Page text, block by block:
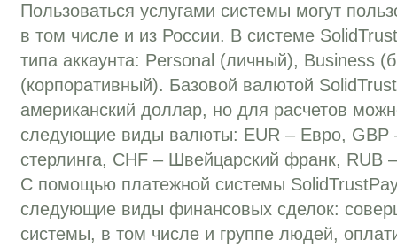
Пользоваться услугами системы могут
в том числе и из России. В системе
типа аккаунта: Personal (личный), Business
(корпоративный). Базовой валютой
американский доллар, но для расчетов
следующие виды валюты: EUR – Евро, GBP
стерлинга, CHF – Швейцарский франк, RUB
С помощью платежной системы
следующие виды финансовых сделок:
системы, в том числе и группе людей,